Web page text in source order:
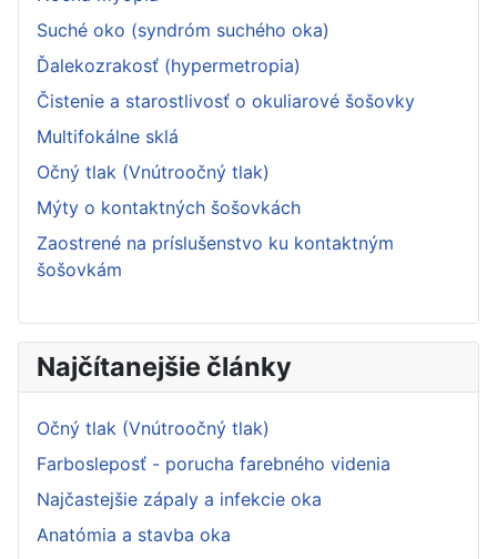
Suché oko (syndróm suchého oka)
Ďalekozrakosť (hypermetropia)
Čistenie a starostlivosť o okuliarové šošovky
Multifokálne sklá
Očný tlak (Vnútroočný tlak)
Mýty o kontaktných šošovkách
Zaostrené na príslušenstvo ku kontaktným
šošovkám
Najčítanejšie články
Očný tlak (Vnútroočný tlak)
Farbosleposť - porucha farebného videnia
Najčastejšie zápaly a infekcie oka
Anatómia a stavba oka